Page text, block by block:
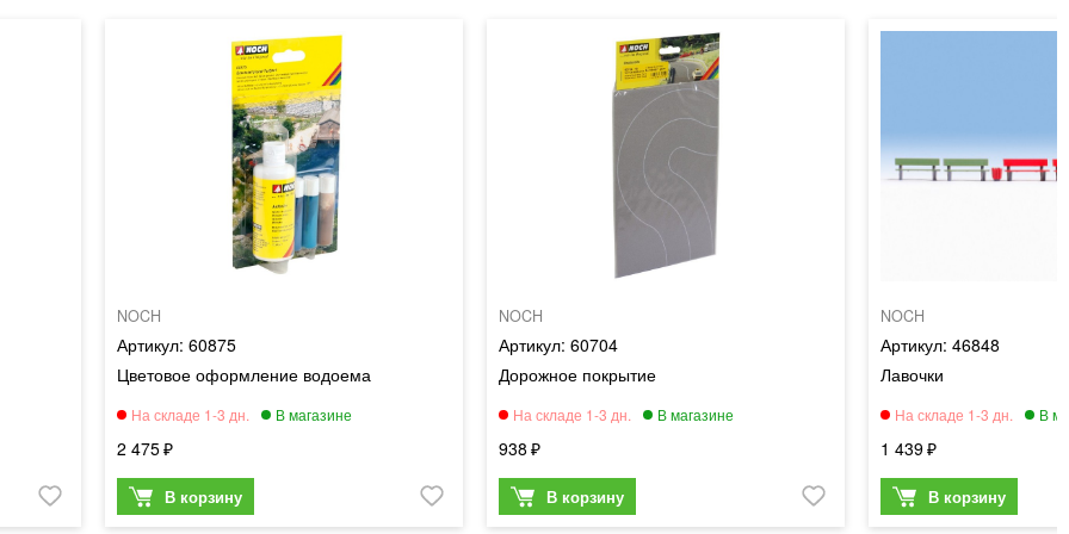
NOCH
60875
Цветовое оформление водоема
2 475
NOCH
60704
Дорожное покрытие
938
NOCH
46848
Лавочки
1 439